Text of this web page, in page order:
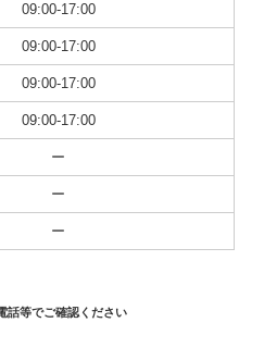
09:00-17:00
09:00-17:00
09:00-17:00
09:00-17:00
ー
ー
ー
話等でご確認ください